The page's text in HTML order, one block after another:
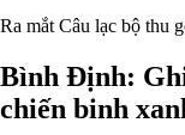
Ra mắt Câu lạc bộ thu
Bình Định:
chiến binh